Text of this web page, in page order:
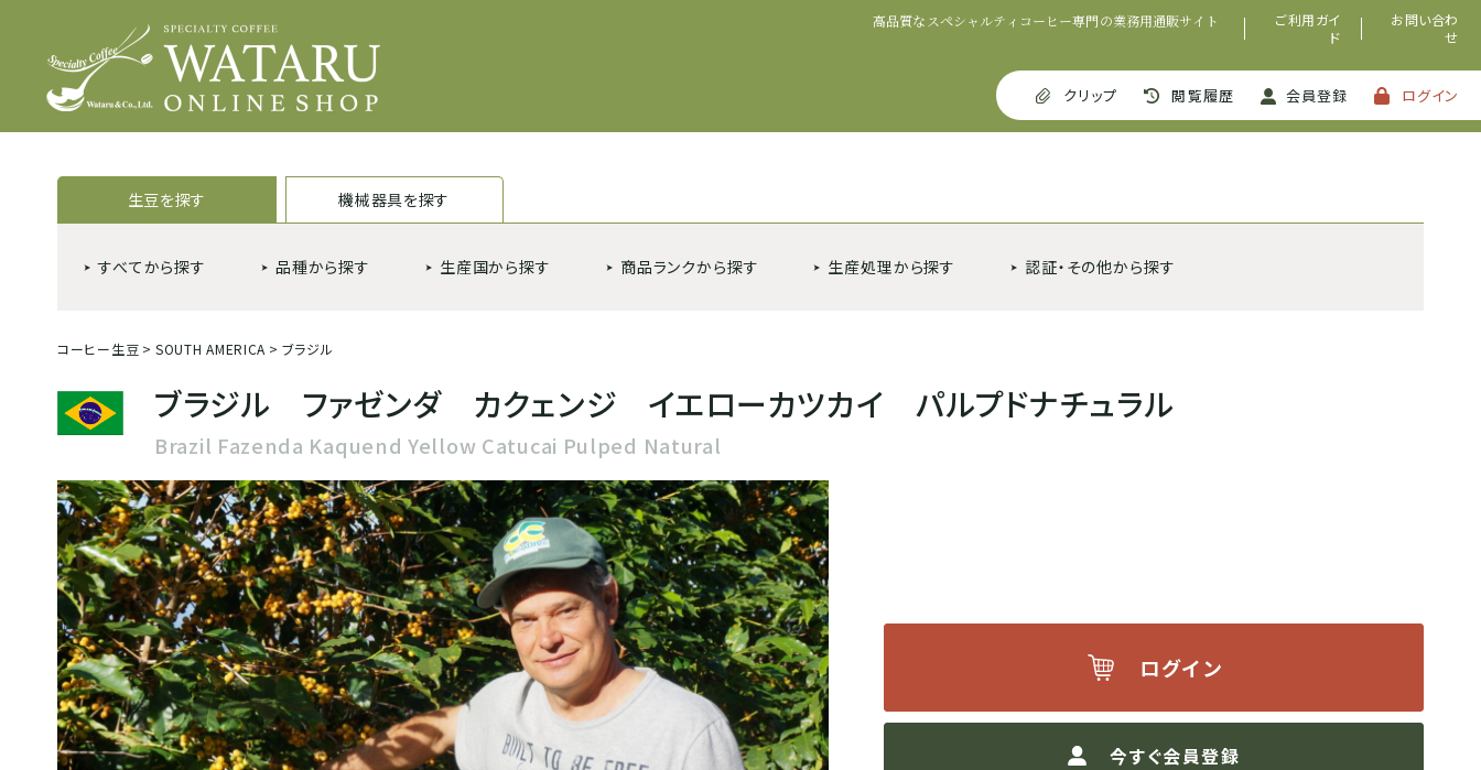
高品質なスペシャルティコーヒー専門の業務用通販サイト
ご利用ガイ
ド
お問い合わ
せ
クリップ 閲覧履歴 会員登録 ログイン
生豆を探す 機械器具を探す
すべてから探す 品種から探す 生産国から探す 商品ランクから探す 生産処理から探す 認証・その他から探す
コーヒー生豆 > SOUTH AMERICA > ブラジル
ブラジル ファゼンダ カクェンジ イエローカツカイ パルプドナチュラル
Brazil Fazenda Kaquend Yellow Catucai Pulped Natural
ログイン
今すぐ会員登録